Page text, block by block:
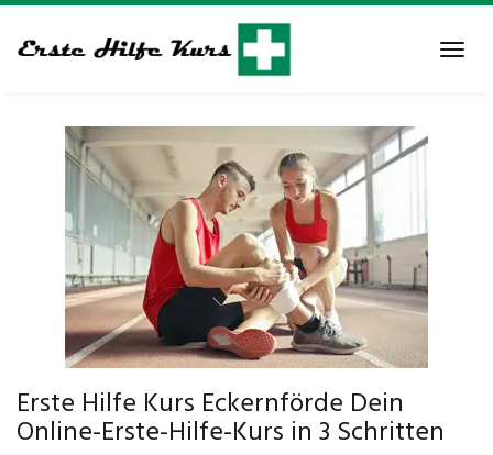
to
Erste Hilfe Kurs Eckernförde Dein
Online-Erste-Hilfe-Kurs in 3 Schritten